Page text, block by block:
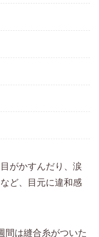
がかすんだり、涙
ど、目元に違和感
間は縫合糸がついた